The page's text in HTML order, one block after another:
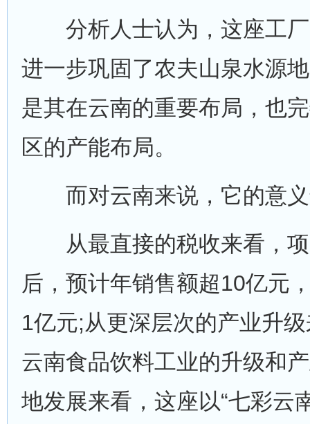
分析人士认为，这座工厂
进一步巩固了农夫山泉水源
是其在云南的重要布局，也
区的产能布局。
而对云南来说，它的意义
从最直接的税收来看，项
后，预计年销售额超10亿元
1亿元;从更深层次的产业升
云南食品饮料工业的升级和
地发展来看，这座以“七彩云